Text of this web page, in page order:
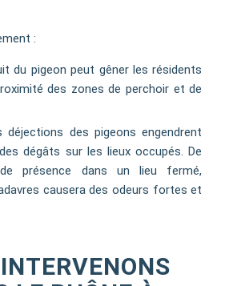
:
du pigeon peut gêner les résidents
des zones de perchoir et de
déjections des pigeons engendrent
dégâts sur les lieux occupés. De
présence dans un lieu fermé,
causera des odeurs fortes et